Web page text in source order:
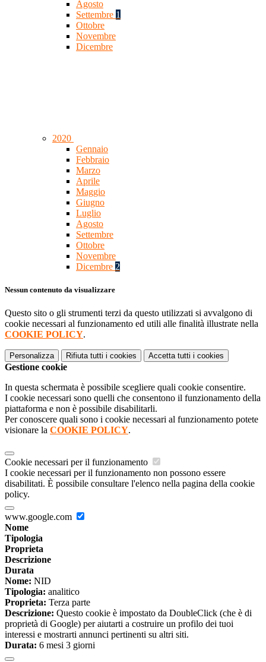
Agosto
Settembre 1
Ottobre
Novembre
Dicembre
2020
Gennaio
Febbraio
Marzo
Aprile
Maggio
Giugno
Luglio
Agosto
Settembre
Ottobre
Novembre
Dicembre 2
Nessun contenuto da visualizzare
Questo sito o gli strumenti terzi da questo utilizzati si avvalgono di
cookie necessari al funzionamento ed utili alle finalità illustrate nella
COOKIE POLICY.
Personalizza Rifiuta tutti i cookies Accetta tutti i cookies
Gestione cookie
In questa schermata è possibile scegliere quali cookie consentire.
I cookie necessari sono quelli che consentono il funzionamento della
piattaforma e non è possibile disabilitarli.
Per conoscere quali sono i cookie necessari al funzionamento potete
visionare la COOKIE POLICY.
Cookie necessari per il funzionamento
I cookie necessari per il funzionamento non possono essere
disabilitati. È possibile consultare l'elenco nella pagina della cookie
policy.
www.google.com
Nome
Tipologia
Proprieta
Descrizione
Durata
Nome: NID
Tipologia: analitico
Proprieta: Terza parte
Descrizione: Questo cookie è impostato da DoubleClick (che è di
proprietà di Google) per aiutarti a costruire un profilo dei tuoi
interessi e mostrarti annunci pertinenti su altri siti.
Durata: 6 mesi 3 giorni